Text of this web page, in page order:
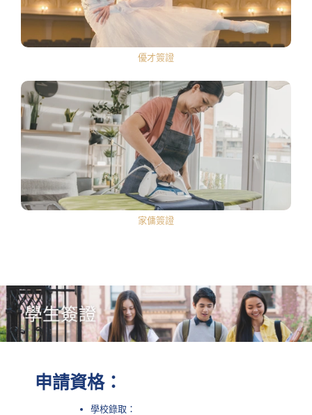
優才簽證
家傭簽證
申請資格：
學校錄取：